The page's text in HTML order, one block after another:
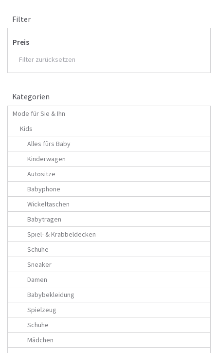
Filter
Preis
Filter zurücksetzen
Kategorien
Mode für Sie & Ihn
Kids
Alles fürs Baby
Kinderwagen
Autositze
Babyphone
Wickeltaschen
Babytragen
Spiel- & Krabbeldecken
Schuhe
Sneaker
Damen
Babybekleidung
Spielzeug
Schuhe
Mädchen